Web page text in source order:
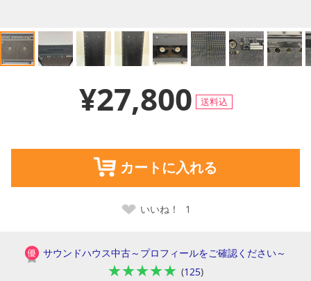
¥27,800 送料込
カートに入れる
いいね！ 1
サウンドハウス中古～プロフィールをご確認ください～
★★★★★ (125)